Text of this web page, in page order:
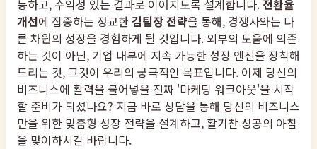
능하고, 수익성 있는 결과로 이어지도록 설계합니다. 전환율
개선에 집중하는 정교한김팀장 전략을 통해, 경쟁사와는 다
른 차원의 성장을 경험하게 될 것입니다. 외부의 도움에 의존
하는 것이 아닌, 기업 내부에 지속 가능한 성장 엔진을 장착해
드리는 것, 그것이 우리의 궁극적인 목표입니다. 이제 당신의
비즈니스에 활력을 불어넣을 진짜 '마케팅 워크아웃'을 시작
할 준비가 되셨나요? 지금 바로 상담을 통해 당신의 비즈니스
만을 위한 맞춤형 성장 전략을 설계하고, 활기찬 성공의 아침
을 맞이하시길 바랍니다.